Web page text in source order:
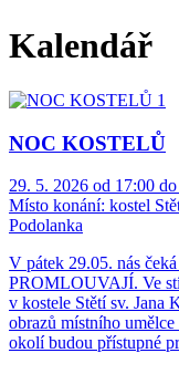
Kalendář
NOC KOSTELŮ
29. 5. 2026 od 17:00
Místo konání: kostel
Podolanka
V pátek 29.05. nás
PROMLOUVAJÍ. Ve
v kostele Stětí sv. Jana
obrazů místního
okolí budou přístupné